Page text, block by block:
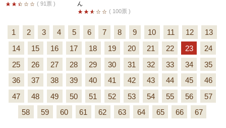
( 91票 )
ん
( 100票 )
1 2 3 4 5 6 7 8 9 10 11 12
13
14
15 16 17 18 19 20 21 22 23
24
25
26 27 28 29 30 31 32 33 34
35
36
37 38 39 40 41 42 43 44 45
46
47
48 49 50 51 52 53 54 55 56
57
58
59 60 61 62 63 64 65 66 67